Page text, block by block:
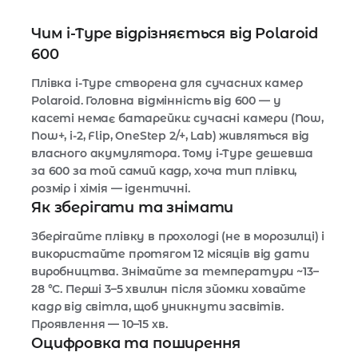
Чим i-Type відрізняється від Polaroid
600
Плівка i-Type створена для сучасних камер
Polaroid. Головна відмінність від 600 — у
касеті немає батарейки: сучасні камери (Now,
Now+, i-2, Flip, OneStep 2/+, Lab) живляться від
власного акумулятора. Тому i-Type дешевша
за 600 за той самий кадр, хоча тип плівки,
розмір і хімія — ідентичні.
Як зберігати та знімати
Зберігайте плівку в прохолоді (не в морозилці) і
використайте протягом 12 місяців від дати
виробництва. Знімайте за температури ~13–
28 °C. Перші 3–5 хвилин після зйомки ховайте
кадр від світла, щоб уникнути засвітів.
Проявлення — 10–15 хв.
Оцифровка та поширення